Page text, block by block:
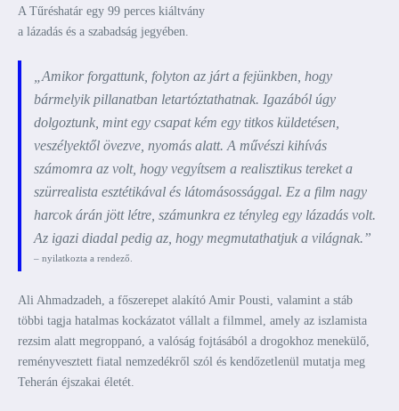
A Tűréshatár egy 99 perces kiáltvány
a lázadás és a szabadság jegyében.
„Amikor forgattunk, folyton az járt a fejünkben, hogy
bármelyik pillanatban letartóztathatnak. Igazából úgy
dolgoztunk, mint egy csapat kém egy titkos küldetésen,
veszélyektől övezve, nyomás alatt. A művészi kihívás
számomra az volt, hogy vegyítsem a realisztikus tereket a
szürrealista esztétikával és látomásossággal. Ez a film nagy
harcok árán jött létre, számunkra ez tényleg egy lázadás volt.
Az igazi diadal pedig az, hogy megmutathatjuk a világnak.”
– nyilatkozta a rendező.
Ali Ahmadzadeh, a főszerepet alakító Amir Pousti, valamint a stáb
többi tagja hatalmas kockázatot vállalt a filmmel, amely az iszlamista
rezsim alatt megroppanó, a valóság fojtásából a drogokhoz menekülő,
reményvesztett fiatal nemzedékről szól és kendőzetlenül mutatja meg
Teherán éjszakai életét.